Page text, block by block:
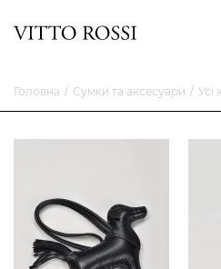
Головна Сумки та аксесуари Усі